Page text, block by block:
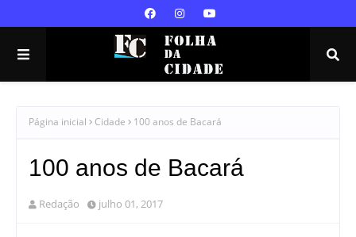
Página inicial Cidade 100 anos de Bacará
100 anos de Bacará
Redação julho 01, 2017